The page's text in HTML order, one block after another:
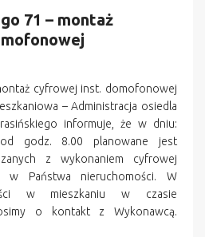
71 – montaż
cyfrowej inst. domofonowej
– Administracja osiedla
informuje, że w dniu:
godz. 8.00 planowane jest
z wykonaniem cyfrowej
w Państwa nieruchomości. W
w mieszkaniu w czasie
o kontakt z Wykonawcą.